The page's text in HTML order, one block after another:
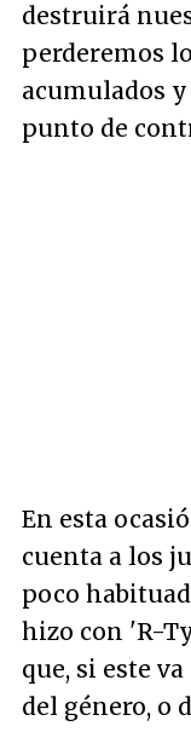
destruirá
perderemos
acumulados
punto de
En esta
cuenta a los
poco
hizo con 'R-
que, si este
del género, o